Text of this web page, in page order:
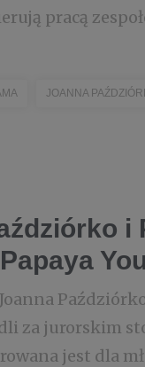
pracą
JOANNA
i
za jurorskim
jest dla